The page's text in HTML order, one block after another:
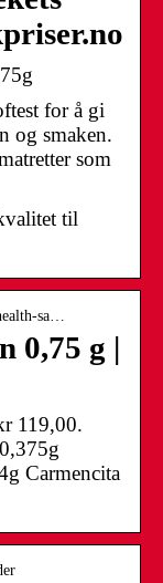
for å gi
og smaken.
som
til
sa…
0,75 g |
119,00.
Carmencita